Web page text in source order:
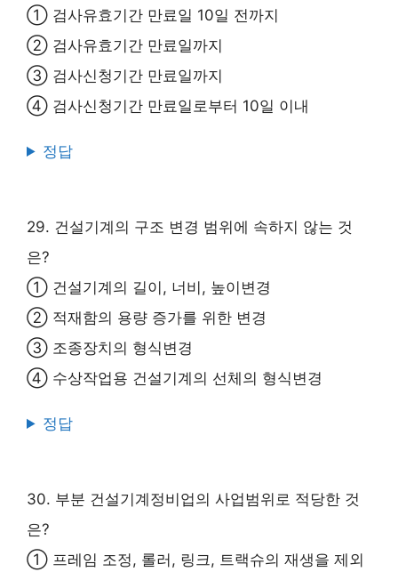
① 검사유효기간 만료일 10일 전까지
② 검사유효기간 만료일까지
③ 검사신청기간 만료일까지
④ 검사신청기간 만료일로부터 10일 이내
정답
29. 건설기계의 구조 변경 범위에 속하지 않는 것
은?
① 건설기계의 길이, 너비, 높이변경
② 적재함의 용량 증가를 위한 변경
③ 조종장치의 형식변경
④ 수상작업용 건설기계의 선체의 형식변경
정답
30. 부분 건설기계정비업의 사업범위로 적당한 것
은?
① 프레임 조정, 롤러, 링크, 트랙슈의 재생을 제외